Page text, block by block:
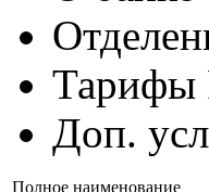
Доп.
Полное наименование